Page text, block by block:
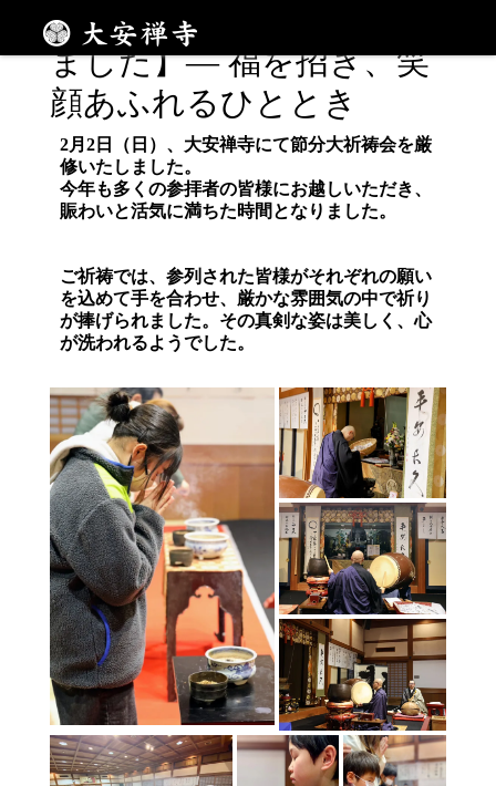
【節分大祈祷会を厳修し
ました】— 福を招き、笑
顔あふれるひととき
2月2日（日）、 大安禅寺にて節分大祈祷会を厳
修いたしました。
今年も多くの参拝者の皆様にお越しいただき、
賑わいと活気に満ちた時間となりました。
ご祈祷では、参列された皆様がそれぞれの願い
を込めて手を合わせ、厳かな雰囲気の中で祈り
が捧げられました。その真剣な姿は美しく、心
が洗われるようでした。